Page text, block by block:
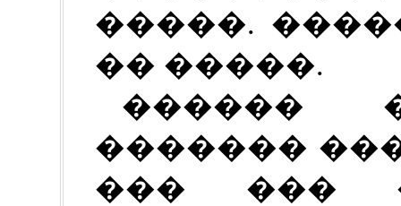
�����.
�� �����.
������
�������
��� ���